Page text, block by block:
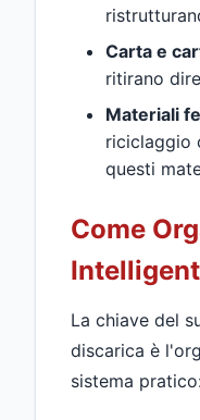
Carta e
ritirano
Materiali
riciclaggio
questi
Come
La chiave del
discarica è
sistema